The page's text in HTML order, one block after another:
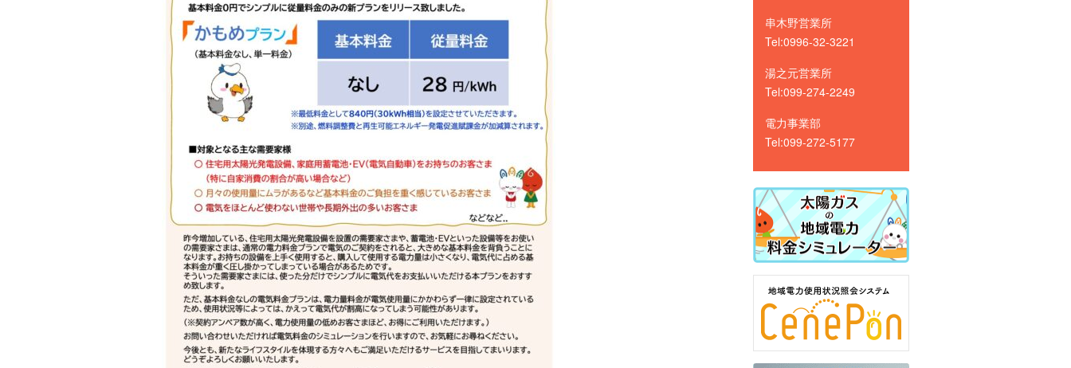
串木野営業所
Tel:0996-32-3221
湯之元営業所
Tel:099-274-2249
電力事業部
Tel:099-272-5177